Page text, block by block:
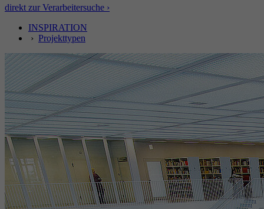
direkt zur Verarbeitersuche ›
INSPIRATION
› Projekttypen